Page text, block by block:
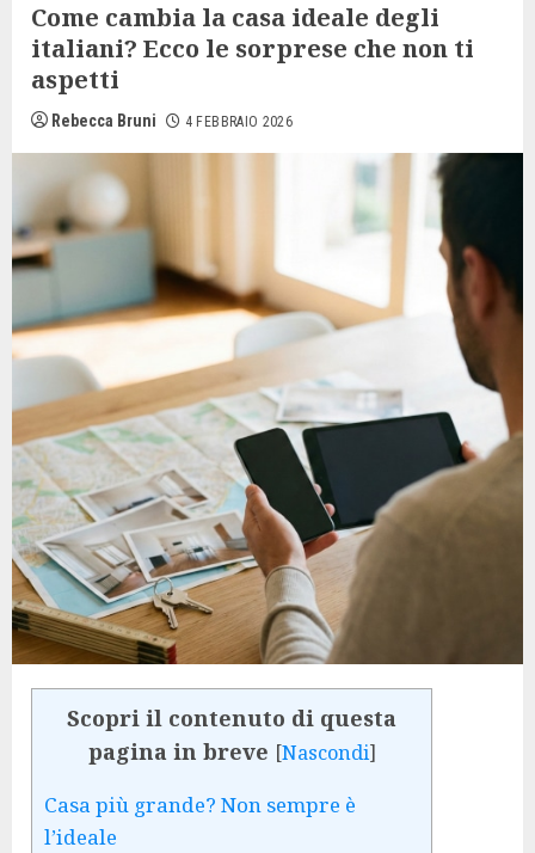
Come cambia la casa ideale degli
italiani? Ecco le sorprese che non ti
aspetti
Rebecca Bruni 4 FEBBRAIO 2026
Scopri il contenuto di questa
pagina in breve [Nascondi]
Casa più grande? Non sempre è
l’ideale